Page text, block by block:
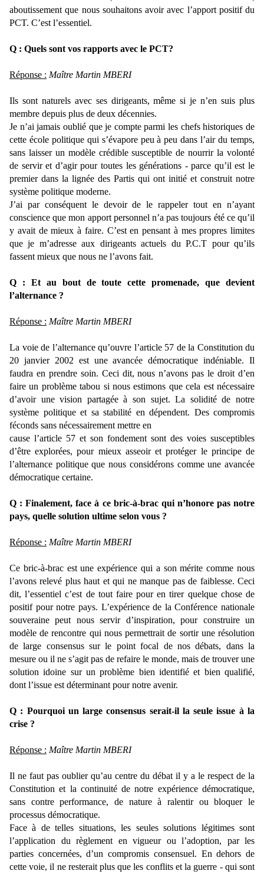
aboutissement que nous souhaitons avoir avec l’apport positif du
PCT. C’est l’essentiel.
Q : Quels sont vos rapports avec le PCT?
Réponse : Maître Martin MBERI
Ils sont naturels avec ses dirigeants, même si je n’en suis plus
membre depuis plus de deux décennies.
Je n’ai jamais oublié que je compte parmi les chefs historiques de
cette école politique qui s’évapore peu à peu dans l’air du temps,
sans laisser un modèle crédible susceptible de nourrir la volonté
de servir et d’agir pour toutes les générations - parce qu’il est le
premier dans la lignée des Partis qui ont initié et construit notre
système politique moderne.
J’ai par conséquent le devoir de le rappeler tout en n’ayant
conscience que mon apport personnel n’a pas toujours été ce qu’il
y avait de mieux à faire. C’est en pensant à mes propres limites
que je m’adresse aux dirigeants actuels du P.C.T pour qu’ils
fassent mieux que nous ne l’avons fait.
Q : Et au bout de toute cette promenade, que devient
l’alternance ?
Réponse : Maître Martin MBERI
La voie de l’alternance qu’ouvre l’article 57 de la Constitution du
20 janvier 2002 est une avancée démocratique indéniable. Il
faudra en prendre soin. Ceci dit, nous n’avons pas le droit d’en
faire un problème tabou si nous estimons que cela est nécessaire
d’avoir une vision partagée à son sujet. La solidité de notre
système politique et sa stabilité en dépendent. Des compromis
féconds sans nécessairement mettre en
cause l’article 57 et son fondement sont des voies susceptibles
d’être explorées, pour mieux asseoir et protéger le principe de
l’alternance politique que nous considérons comme une avancée
démocratique certaine.
Q : Finalement, face à ce bric-à-brac qui n’honore pas notre
pays, quelle solution ultime selon vous ?
Réponse : Maître Martin MBERI
Ce bric-à-brac est une expérience qui a son mérite comme nous
l’avons relevé plus haut et qui ne manque pas de faiblesse. Ceci
dit, l’essentiel c’est de tout faire pour en tirer quelque chose de
positif pour notre pays. L’expérience de la Conférence nationale
souveraine peut nous servir d’inspiration, pour construire un
modèle de rencontre qui nous permettrait de sortir une résolution
de large consensus sur le point focal de nos débats, dans la
mesure ou il ne s’agit pas de refaire le monde, mais de trouver une
solution idoine sur un problème bien identifié et bien qualifié,
dont l’issue est déterminant pour notre avenir.
Q : Pourquoi un large consensus serait-il la seule issue à la
crise ?
Réponse : Maître Martin MBERI
Il ne faut pas oublier qu’au centre du débat il y a le respect de la
Constitution et la continuité de notre expérience démocratique,
sans contre performance, de nature à ralentir ou bloquer le
processus démocratique.
Face à de telles situations, les seules solutions légitimes sont
l’application du règlement en vigueur ou l’adoption, par les
parties concernées, d’un compromis consensuel. En dehors de
cette voie, il ne resterait plus que les conflits et la guerre - qui sont